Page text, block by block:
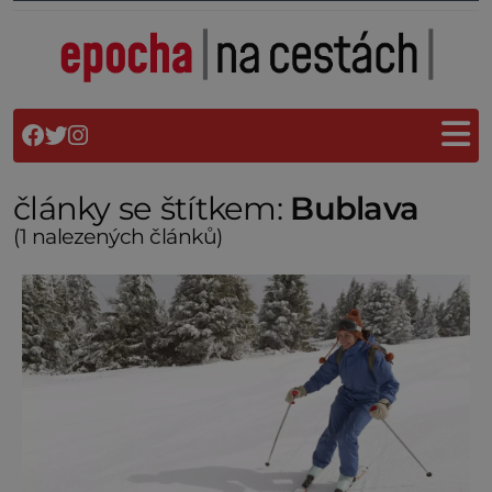
články se štítkem: Bublava
(1 nalezených článků)